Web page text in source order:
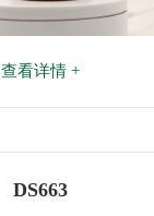
查看详情 +
DS663